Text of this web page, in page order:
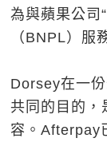
為與蘋果公司
（BNPL）服
Dorsey在一
共同的目的，
容。Afterpay